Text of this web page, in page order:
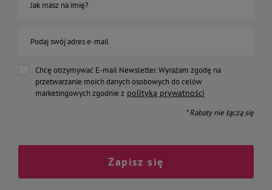
Jak masz na imię?
Podaj swój adres e-mail
Chcę otrzymywać E-mail Newsletter. Wyrażam zgodę na
przetwarzanie moich danych osobowych do celów
marketingowych zgodnie z polityką prywatności
* Rabaty nie łączą się
Zapisz się